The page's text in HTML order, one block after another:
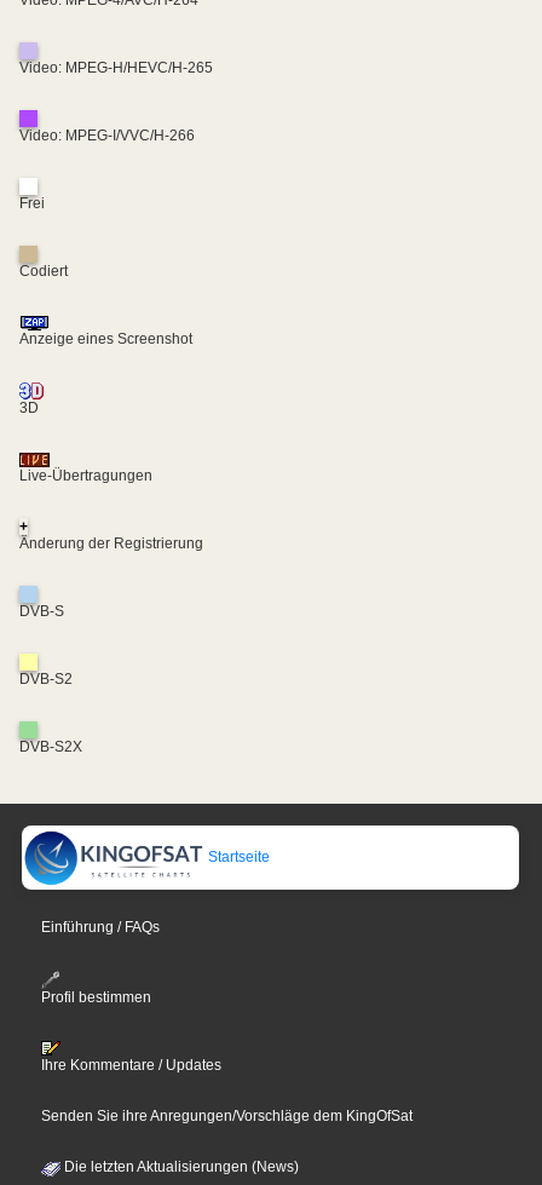
Video: MPEG-H/HEVC/H-265
Video: MPEG-I/VVC/H-266
Frei
Codiert
Anzeige eines Screenshot
3D
Live-Übertragungen
+
Änderung der Registrierung
DVB-S
DVB-S2
DVB-S2X
Startseite
Einführung / FAQs
Profil bestimmen
Ihre Kommentare / Updates
Senden Sie ihre Anregungen/Vorschläge dem KingOfSat
Die letzten Aktualisierungen (News)